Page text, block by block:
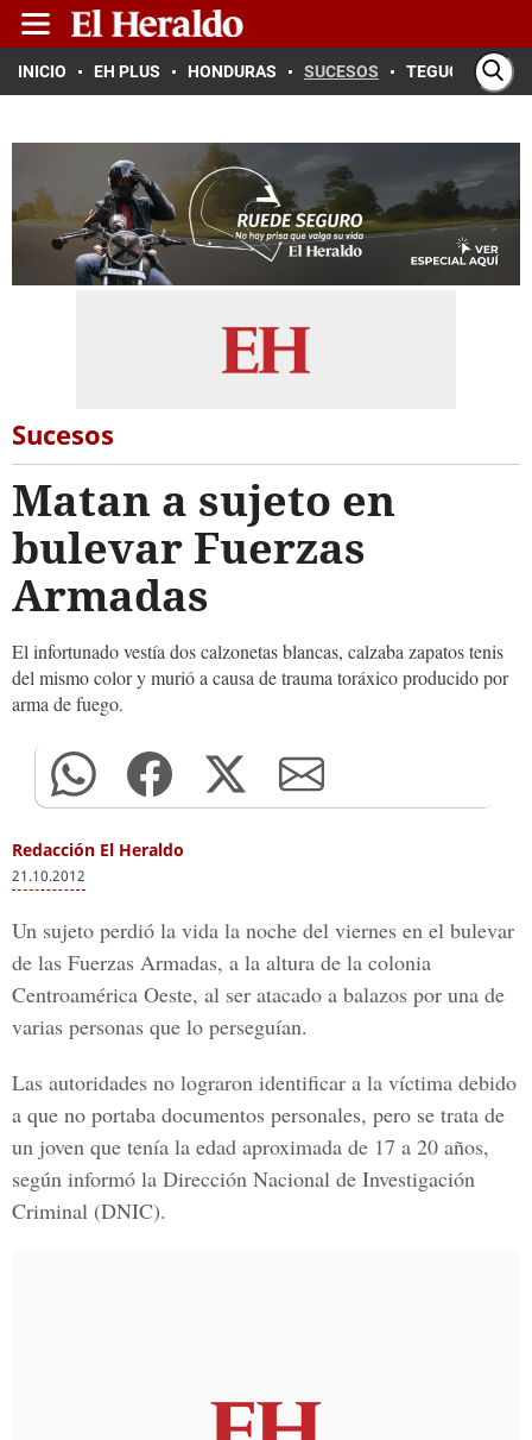
INICIO EH PLUS HONDURAS SUCESOS TEGUCIGALPA
Sucesos
Matan a sujeto en
bulevar Fuerzas
Armadas
El infortunado vestía dos calzonetas blancas, calzaba zapatos tenis
del mismo color y murió a causa de trauma toráxico producido por
arma de fuego.
Redacción El Heraldo
21.10.2012
Un sujeto perdió la vida la noche del viernes en el bulevar
de las Fuerzas Armadas, a la altura de la colonia
Centroamérica Oeste, al ser atacado a balazos por una de
varias personas que lo perseguían.
Las autoridades no lograron identificar a la víctima debido
a que no portaba documentos personales, pero se trata de
un joven que tenía la edad aproximada de 17 a 20 años,
según informó la Dirección Nacional de Investigación
Criminal (DNIC).